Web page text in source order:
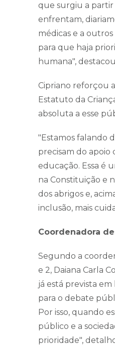
que surgiu a partir
enfrentam,
médicas e a outros
para que haja
humana",
Cipriano reforçou
Estatuto da
absoluta a esse
"Estamos falando
precisam do
educação. Essa é
na Constituição e
dos abrigos e,
inclusão, mais
Coordenadora
Segundo a
e 2, Daiana Carla
já está prevista
para o debate
Por isso, quando
público e a
prioridade",